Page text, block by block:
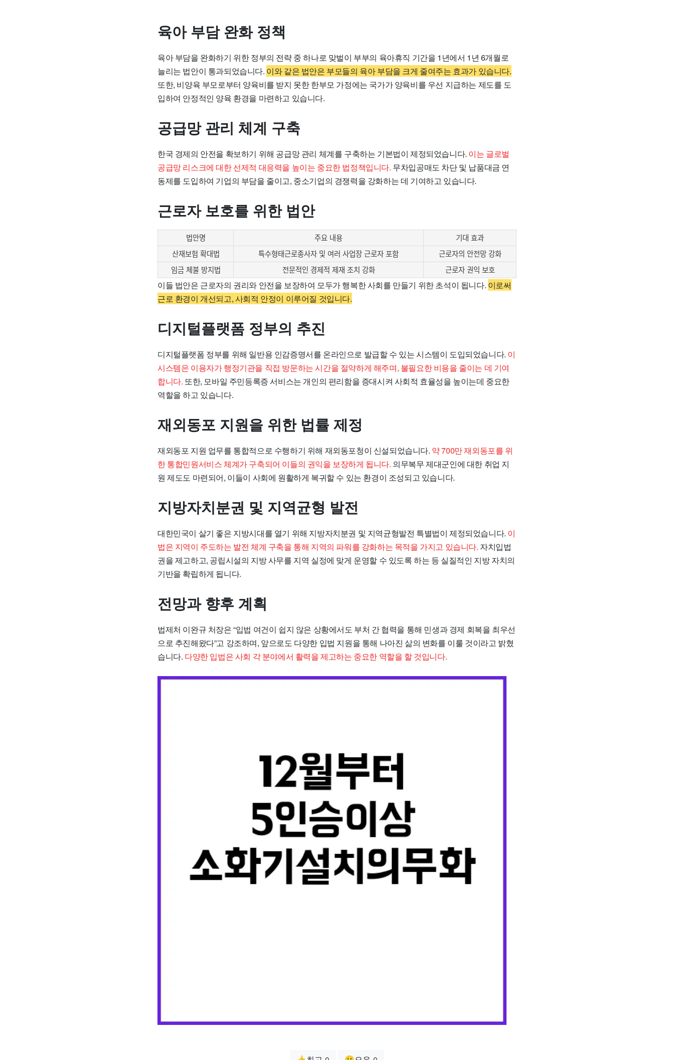
육아 부담 완화 정책
육아 부담을 완화하기 위한 정부의 전략 중 하나로 맞벌이 부부의 육아휴직 기간을 1년에서 1년 6개월로
늘리는 법안이 통과되었습니다. 이와 같은 법안은 부모들의 육아 부담을 크게 줄여주는 효과가 있습니다.
또한, 비양육 부모로부터 양육비를 받지 못한 한부모 가정에는 국가가 양육비를 우선 지급하는 제도를 도
입하여 안정적인 양육 환경을 마련하고 있습니다.
공급망 관리 체계 구축
한국 경제의 안전을 확보하기 위해 공급망 관리 체계를 구축하는 기본법이 제정되었습니다. 이는 글로벌
공급망 리스크에 대한 선제적 대응력을 높이는 중요한 법정책입니다. 무차입공매도 차단 및 납품대금 연
동제를 도입하여 기업의 부담을 줄이고, 중소기업의 경쟁력을 강화하는 데 기여하고 있습니다.
근로자 보호를 위한 법안
법안명 주요 내용
기대 효과
산재보험 확대법
특수형태근로종사자 및 여러 사업장 근로자 포함
근로자의 안전망 강화
임금 체불 방지법
전문적인 경제적 제재 조치 강화 근로자 권익 보호
이들 법안은 근로자의 권리와 안전을 보장하여 모두가 행복한 사회를 만들기 위한 초석이 됩니다. 이로써
근로 환경이 개선되고, 사회적 안정이 이루어질 것입니다.
디지털플랫폼 정부의 추진
디지털플랫폼 정부를 위해 일반용 인감증명서를 온라인으로 발급할 수 있는 시스템이 도입되었습니다. 이
시스템은 이용자가 행정기관을 직접 방문하는 시간을 절약하게 해주며, 불필요한 비용을 줄이는 데 기여
합니다. 또한, 모바일 주민등록증 서비스는 개인의 편리함을 증대시켜 사회적 효율성을 높이는데 중요한
역할을 하고 있습니다.
재외동포 지원을 위한 법률 제정
재외동포 지원 업무를 통합적으로 수행하기 위해 재외동포청이 신설되었습니다. 약 700만 재외동포를 위
한 통합민원서비스 체계가 구축되어 이들의 권익을 보장하게 됩니다. 의무복무 제대군인에 대한 취업 지
원 제도도 마련되어, 이들이 사회에 원활하게 복귀할 수 있는 환경이 조성되고 있습니다.
지방자치분권 및 지역균형 발전
대한민국이 살기 좋은 지방시대를 열기 위해 지방자치분권 및 지역균형발전 특별법이 제정되었습니다. 이
법은 지역이 주도하는 발전 체계 구축을 통해 지역의 파워를 강화하는 목적을 가지고 있습니다. 자치입법
권을 제고하고, 공립시설의 지방 사무를 지역 실정에 맞게 운영할 수 있도록 하는 등 실질적인 지방 자치의
기반을 확립하게 됩니다.
전망과 향후 계획
법제처 이완규 처장은 “입법 여건이 쉽지 않은 상황에서도 부처 간 협력을 통해 민생과 경제 회복을 최우선
으로 추진해왔다”고 강조하며, 앞으로도 다양한 입법 지원을 통해 나아진 삶의 변화를 이룰 것이라고 밝혔
습니다. 다양한 입법은 사회 각 분야에서 활력을 제고하는 중요한 역할을 할 것입니다.